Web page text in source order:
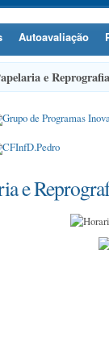
Autoavaliação
e Reprografia
e